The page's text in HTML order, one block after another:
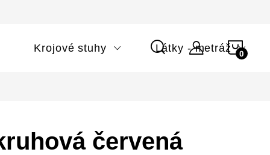
Krojové stuhy Látky - metráž
červená